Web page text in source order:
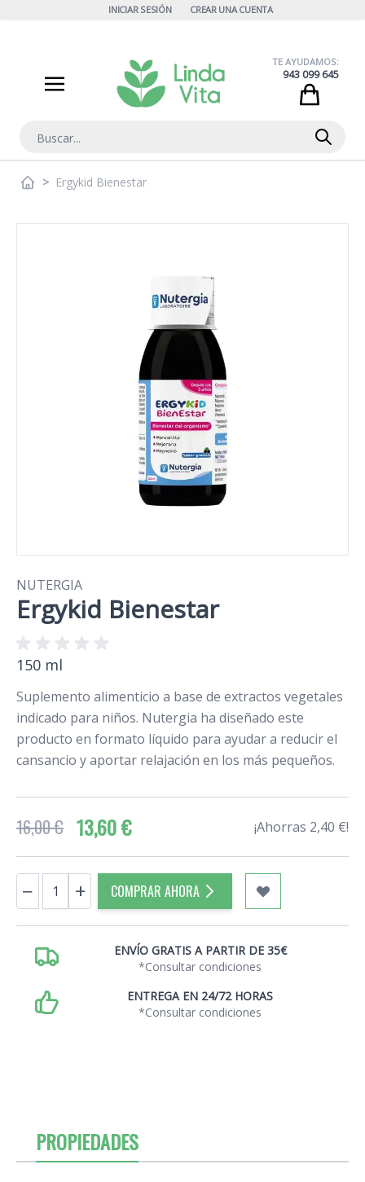
INICIAR SESIÓN CREAR UNA CUENTA
Buscar
TE AYUDAMOS:
943 099 645
> Ergykid Bienestar
NUTERGIA
Ergykid Bienestar
150 ml
Suplemento alimenticio a base de extractos vegetales
indicado para niños. Nutergia ha diseñado este
producto en formato líquido para ayudar a reducir el
cansancio y aportar relajación en los más pequeños.
16,00 € 13,60 € ¡Ahorras 2,40 €!
Cantidad
− + COMPRAR AHORA
ENVÍO GRATIS A PARTIR DE 35€
*Consultar condiciones
ENTREGA EN 24/72 HORAS
*Consultar condiciones
PROPIEDADES